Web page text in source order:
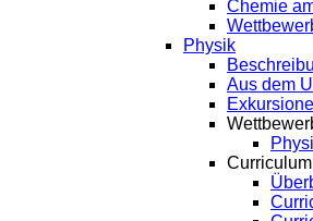
Chemie
Physik
Aus dem
Curriculum